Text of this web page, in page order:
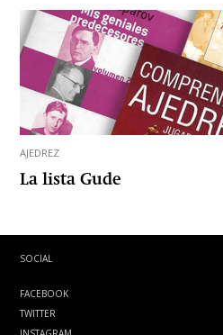
AJEDREZ
La lista Gude
SOCIAL
FACEBOOK
TWITTER